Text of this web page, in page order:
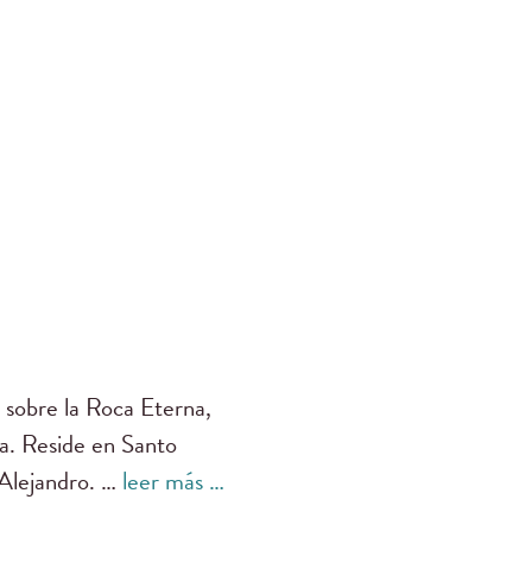
la Roca Eterna,
Reside en Santo
… leer más …